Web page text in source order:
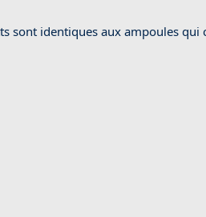
sont identiques aux ampoules